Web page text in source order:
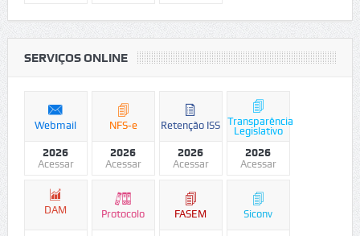
SERVIÇOS ONLINE
Webmail
2026
Acessar
NFS-e
2026
Acessar
Retenção ISS
2026
Acessar
Transparência
Legislativo
2026
Acessar
DAM Protocolo FASEM Siconv